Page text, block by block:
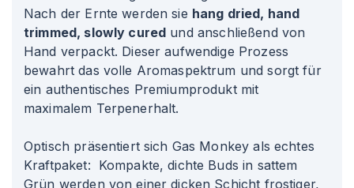
Nach der Ernte werden sie hang dried, hand
trimmed, slowly cured und anschließend von
Hand verpackt. Dieser aufwendige Prozess
bewahrt das volle Aromaspektrum und sorgt für
ein authentisches Premiumprodukt mit
maximalem Terpenerhalt.
Optisch präsentiert sich Gas Monkey als echtes
Kraftpaket: Kompakte, dichte Buds in sattem
Grün werden von einer dicken Schicht frostiger,